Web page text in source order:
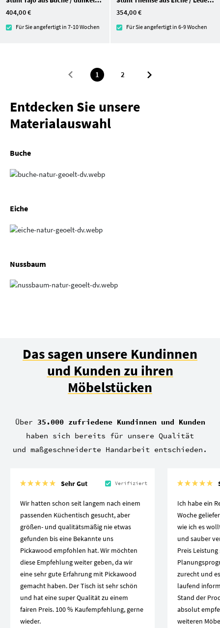
404,00 €
Für Sie angefertigt in 7-10 Wochen
354,00 €
Für Sie angefertigt in 6-9 Wochen
1 2
Entdecken Sie unsere
Materialauswahl
Buche
Eiche
Nussbaum
Das sagen unsere Kundinnen
und Kunden zu ihren
Möbelstücken
Über 35.000 zufriedene Kundinnen und Kunden
haben sich bereits für unsere Qualität
und maßgeschneiderte Handarbeit entschieden.
Sehr Gut Verifiziert
Wir hatten schon seit langem nach einem
passenden Küchentisch gesucht, aber
größen- und qualitätsmäßig nie etwas
gefunden bis eine Bekannte uns
Pickawood empfohlen hat. Wir möchten
diese Empfehlung weiter geben, da wir
eine sehr gute Erfahrung mit Pickawood
gemacht haben. Der Tisch ist sehr schön
und hat eine super Qualität zu einem
fairen Preis. 100 % Kaufempfehlung, gerne
wieder.
Ich habe ein
Woche
wie ich es
und sauber
Preis
zurecht und
laufend
Stand der
absolut
weiteren